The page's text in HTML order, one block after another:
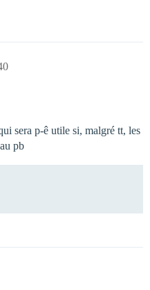
sera p-ê utile si, malgré tt, les
pb